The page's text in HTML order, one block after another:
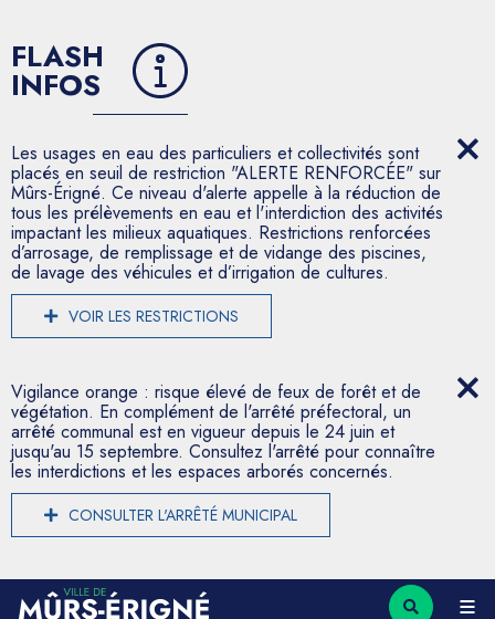
FLASH
INFOS
Les usages en eau des particuliers et collectivités sont
placés en seuil de restriction "ALERTE RENFORCÉE" sur
Mûrs-Érigné. Ce niveau d'alerte appelle à la réduction de
tous les prélèvements en eau et l'interdiction des activités
impactant les milieux aquatiques. Restrictions renforcées
d’arrosage, de remplissage et de vidange des piscines,
de lavage des véhicules et d’irrigation de cultures.
VOIR LES RESTRICTIONS
Vigilance orange : risque élevé de feux de forêt et de
végétation. En complément de l'arrêté préfectoral, un
arrêté communal est en vigueur depuis le 24 juin et
jusqu'au 15 septembre. Consultez l'arrêté pour connaître
les interdictions et les espaces arborés concernés.
CONSULTER L'ARRÊTÉ MUNICIPAL